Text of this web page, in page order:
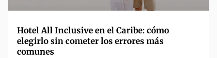
Hotel All Inclusive en el Caribe: cómo
elegirlo sin cometer los errores más
comunes